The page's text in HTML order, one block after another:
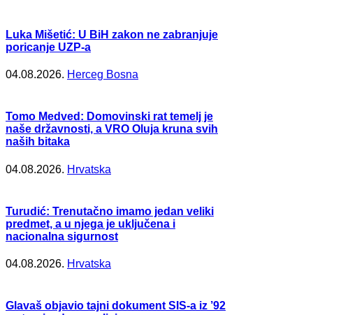
Luka Mišetić: U BiH zakon ne zabranjuje
poricanje UZP-a
04.08.2026. Herceg Bosna
Tomo Medved: Domovinski rat temelj je
naše državnosti, a VRO Oluja kruna svih
naših bitaka
04.08.2026. Hrvatska
Turudić: Trenutačno imamo jedan veliki
predmet, a u njega je uključena i
nacionalna sigurnost
04.08.2026. Hrvatska
Glavaš objavio tajni dokument SIS-a iz ’92